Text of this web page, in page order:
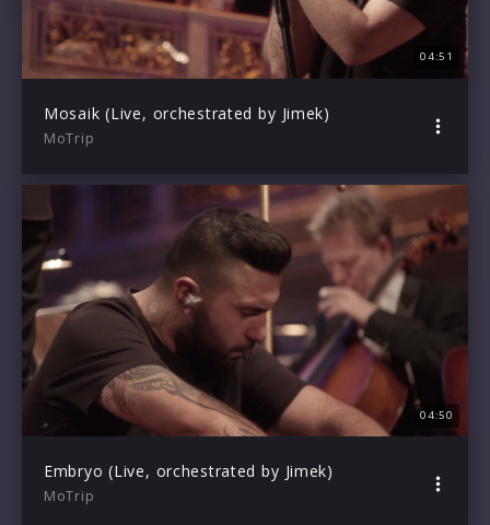
04:51
Mosaik (Live, orchestrated by Jimek)
MoTrip
04:50
Embryo (Live, orchestrated by Jimek)
MoTrip